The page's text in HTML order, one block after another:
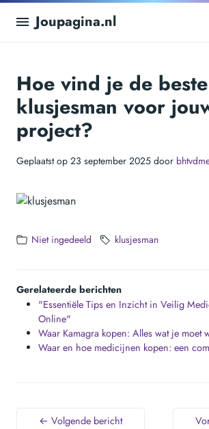
Joupagina.nl
Hoe vind je de beste
klusjesman voor
project?
Geplaatst op 23 september 2025 door
Niet ingedeeld klusjesman
Gerelateerde berichten
"Essentiële Tips en Inzicht in Veilig
Online"
Waar Kamagra kopen: Alles wat je moet
Waar en hoe medicijnen kopen: een
← Volgende bericht